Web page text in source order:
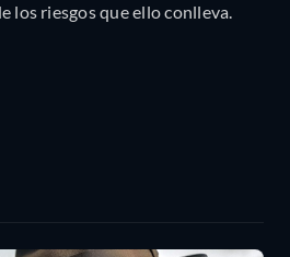
los riesgos que ello conlleva.